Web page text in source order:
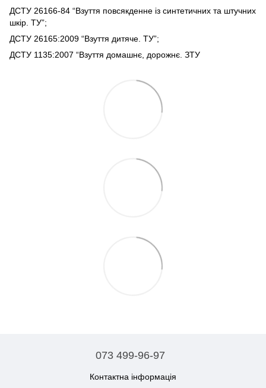
ДСТУ 26166-84 “Взуття повсякденне із синтетичних та штучних
шкір. ТУ”;
ДСТУ 26165:2009 “Взуття дитяче. ТУ”;
ДСТУ 1135:2007 “Взуття домашнє, дорожнє. ЗТУ
073 499-96-97
Контактна інформація